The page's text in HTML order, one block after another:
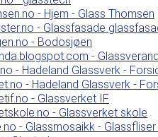
- Hjem - Glass Thomsen
- Glassfasade
- Bodosjøen
-
- Hadeland Glassverk -
- Hadeland Glassverk -
- Glassverket IF
- Glassverket skole
- Glassmosaikk -